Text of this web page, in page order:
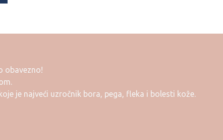
obavezno!
je najveći uzročnik bora, pega, fleka i bolesti kože.